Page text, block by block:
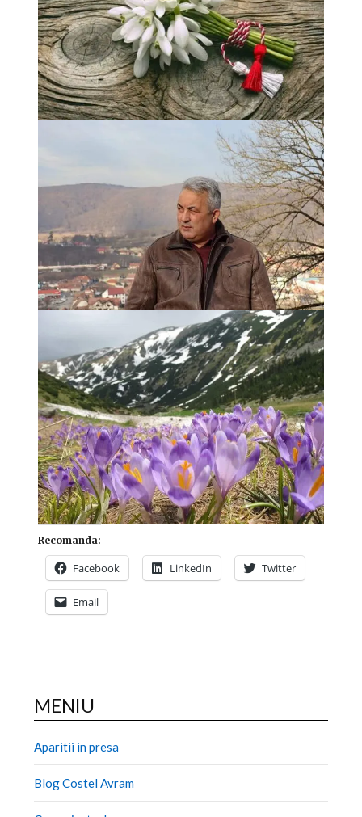
Recomanda:
Facebook LinkedIn Twitter
Email
MENIU
Aparitii in presa
Blog Costel Avram